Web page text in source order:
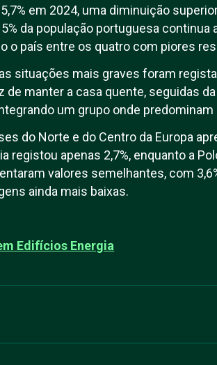
em 2024, uma diminuição
da população portuguesa continua
o país entre os quatro com piores
situações mais graves foram
de manter a casa quente, seguidas
um grupo onde
do Norte e do Centro da Europa
registou apenas 2,7%, enquanto a
valores semelhantes, com
ainda mais baixas.
Edifícios Energia